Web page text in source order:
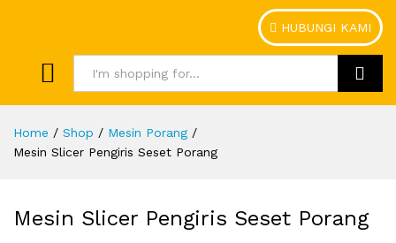
HUBUNGI KAMI
Home / Shop / Mesin Porang /
Mesin Slicer Pengiris Seset Porang
Mesin Slicer Pengiris Seset Porang